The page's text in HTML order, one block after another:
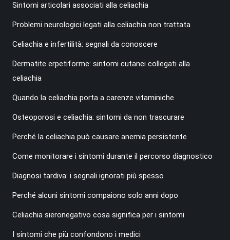
Sintomi articolari associati alla celiachia
Problemi neurologici legati alla celiachia non trattata
Celiachia e infertilità: segnali da conoscere
Dermatite erpetiforme: sintomi cutanei collegati alla
celiachia
Quando la celiachia porta a carenze vitaminiche
Osteoporosi e celiachia: sintomi da non trascurare
Perché la celiachia può causare anemia persistente
Come monitorare i sintomi durante il percorso diagnostico
Diagnosi tardiva: i segnali ignorati più spesso
Perché alcuni sintomi compaiono solo anni dopo
Celiachia sieronegativo cosa significa per i sintomi
I sintomi che più confondono i medici